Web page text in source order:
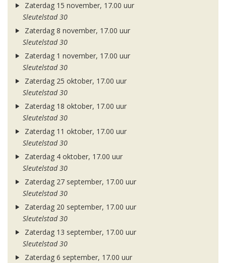
Zaterdag 15 november, 17.00 uur
Sleutelstad 30
Zaterdag 8 november, 17.00 uur
Sleutelstad 30
Zaterdag 1 november, 17.00 uur
Sleutelstad 30
Zaterdag 25 oktober, 17.00 uur
Sleutelstad 30
Zaterdag 18 oktober, 17.00 uur
Sleutelstad 30
Zaterdag 11 oktober, 17.00 uur
Sleutelstad 30
Zaterdag 4 oktober, 17.00 uur
Sleutelstad 30
Zaterdag 27 september, 17.00 uur
Sleutelstad 30
Zaterdag 20 september, 17.00 uur
Sleutelstad 30
Zaterdag 13 september, 17.00 uur
Sleutelstad 30
Zaterdag 6 september, 17.00 uur